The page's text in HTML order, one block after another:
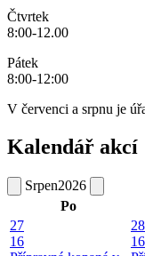
Čtvrtek
8:00-12.00
Pátek
8:00-12:00
V červenci a srpnu je
Kalendář akcí
Srpen2026
Po
27
16
28
16